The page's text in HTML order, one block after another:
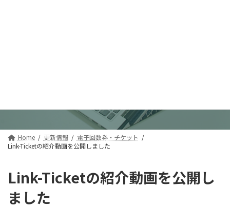
Home 更新情報
電子回数券・チケット
Link-Ticketの紹介動画を公開しました
Link-Ticketの紹介動画を公開し
ました